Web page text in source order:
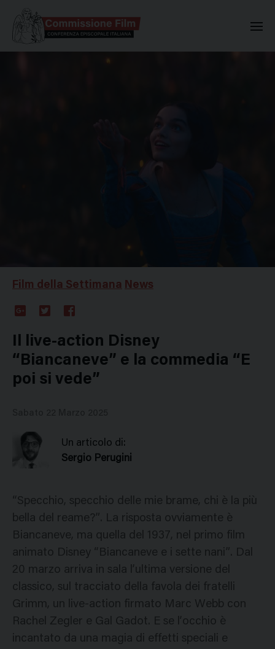
Film della Settimana News
Plus
Il live-action Disney
“Biancaneve” e la commedia “E
poi si vede”
Un articolo di:
Sergio Perugini
“Specchio, specchio delle mie brame, chi è la più
bella del reame?”. La risposta ovviamente è
Biancaneve, ma quella del 1937, nel primo film
animato Disney “Biancaneve e i sette nani”. Dal
20 marzo arriva in sala l’ultima versione del
classico, sul tracciato della favola dei fratelli
Grimm, un live-action firmato Marc Webb con
Rachel Zegler e Gal Gadot. E se l’occhio è
incantato da una magia di effetti speciali e